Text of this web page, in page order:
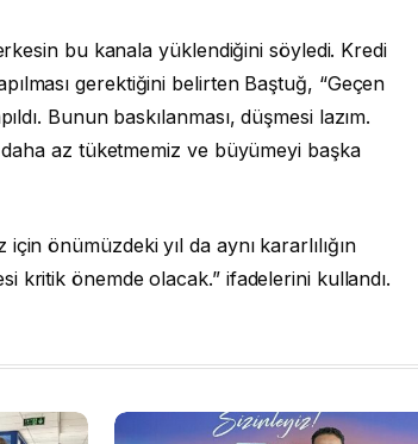
bu kanala yüklendiğini söyledi. Kredi
gerektiğini belirten Baştuğ, “Geçen
Bunun baskılanması, düşmesi lazım.
az tüketmemiz ve büyümeyi başka
önümüzdeki yıl da aynı kararlılığın
kritik önemde olacak.” ifadelerini kullandı.